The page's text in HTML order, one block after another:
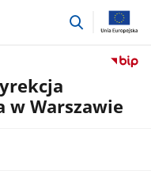
przejdź
w Warszawie